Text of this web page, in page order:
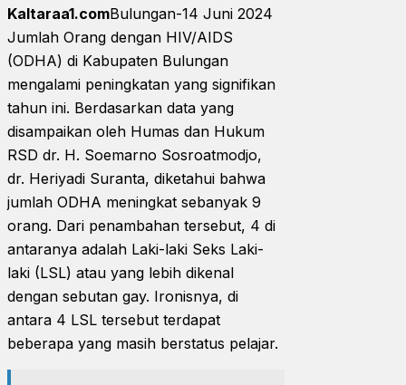
Kaltaraa1.comBulungan-14 Juni 2024
Jumlah Orang dengan HIV/AIDS
(ODHA) di Kabupaten Bulungan
mengalami peningkatan yang signifikan
tahun ini. Berdasarkan data yang
disampaikan oleh Humas dan Hukum
RSD dr. H. Soemarno Sosroatmodjo,
dr. Heriyadi Suranta, diketahui bahwa
jumlah ODHA meningkat sebanyak 9
orang. Dari penambahan tersebut, 4 di
antaranya adalah Laki-laki Seks Laki-
laki (LSL) atau yang lebih dikenal
dengan sebutan gay. Ironisnya, di
antara 4 LSL tersebut terdapat
beberapa yang masih berstatus pelajar.